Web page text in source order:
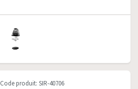
Code produit: SIR-40706